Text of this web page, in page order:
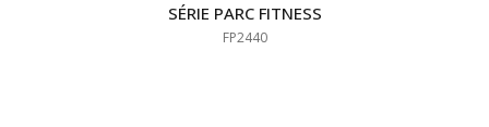
SÉRIE PARC FITNESS
FP2440